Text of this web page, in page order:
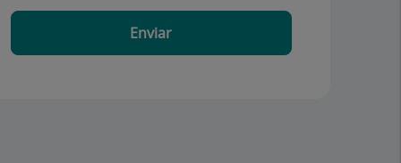
Enviar